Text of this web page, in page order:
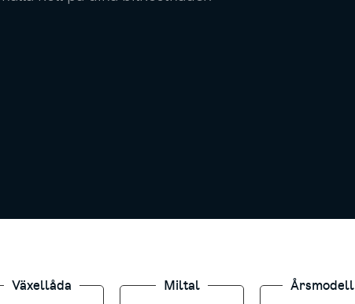
Växellåda Miltal Årsmodell